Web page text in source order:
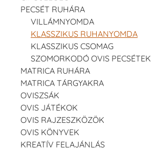
PECSÉT RUHÁRA
VILLÁMNYOMDA
KLASSZIKUS RUHANYOMDA
KLASSZIKUS CSOMAG
SZOMORKODÓ OVIS PECSÉTEK
MATRICA RUHÁRA
MATRICA TÁRGYAKRA
OVISZSÁK
OVIS JÁTÉKOK
OVIS RAJZESZKÖZÖK
OVIS KÖNYVEK
KREATÍV FELAJÁNLÁS